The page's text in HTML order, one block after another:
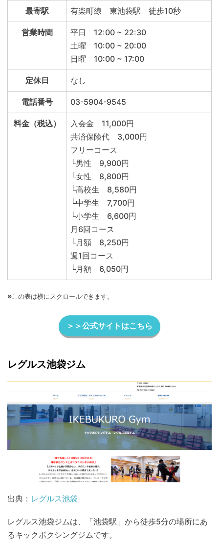
最寄駅 有楽町線 東池袋駅 徒歩10秒
営業時間
平日 12:00 ~ 22:30
土曜 10:00 ~ 20:00
日曜 10:00 ~ 17:00
定休日 なし
電話番号 03-5904-9545
料金（税込）
入会金 11,000円
共済保険代 3,000円
フリーコース
└男性 9,900円
└女性 8,800円
└高校生 8,580円
└中学生 7,700円
└小学生 6,600円
月6回コース
└月額 8,250円
週1回コース
└月額 6,050円
※この表は横にスクロールできます。
＞＞公式サイトはこちら
レグルス池袋ジム
出典： レグルス池袋
レグルス池袋ジムは、「池袋駅」から徒歩5分の場所にあ
るキックボクシングジムです。